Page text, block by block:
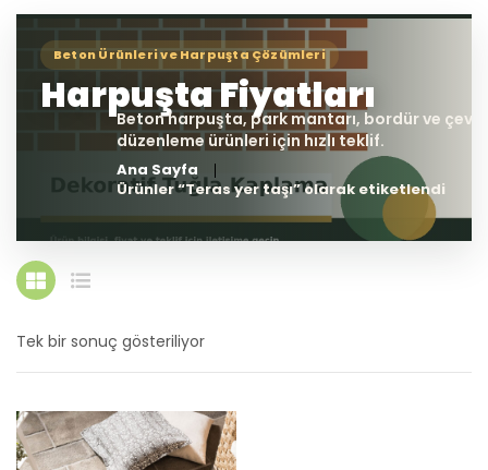
Ana Sayfa
Ürünler “Teras yer taşı” olarak etiketlendi
Tek bir sonuç gösteriliyor